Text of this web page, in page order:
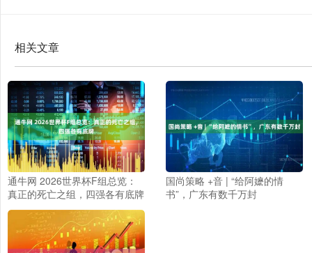
相关文章
通牛网 2026世界杯F组总览：
真正的死亡之组，四强各有底牌
国尚策略 +音 | “给阿嬷的情
书”，广东有数千万封